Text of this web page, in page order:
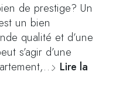
de prestige? Un
un bien
qualité et d’une
s’agir d’une
Lire la